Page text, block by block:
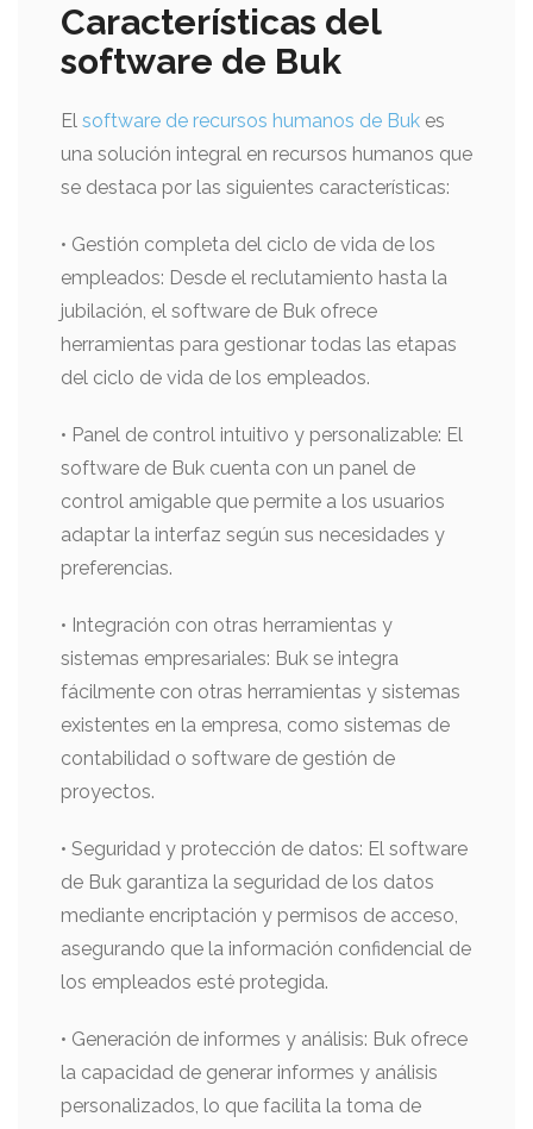
Características del
software de Buk
El software de recursos humanos de Buk es
una solución integral en recursos humanos que
se destaca por las siguientes características:
• Gestión completa del ciclo de vida de los
empleados: Desde el reclutamiento hasta la
jubilación, el software de Buk ofrece
herramientas para gestionar todas las etapas
del ciclo de vida de los empleados.
• Panel de control intuitivo y personalizable: El
software de Buk cuenta con un panel de
control amigable que permite a los usuarios
adaptar la interfaz según sus necesidades y
preferencias.
• Integración con otras herramientas y
sistemas empresariales: Buk se integra
fácilmente con otras herramientas y sistemas
existentes en la empresa, como sistemas de
contabilidad o software de gestión de
proyectos.
• Seguridad y protección de datos: El software
de Buk garantiza la seguridad de los datos
mediante encriptación y permisos de acceso,
asegurando que la información confidencial de
los empleados esté protegida.
• Generación de informes y análisis: Buk ofrece
la capacidad de generar informes y análisis
personalizados, lo que facilita la toma de